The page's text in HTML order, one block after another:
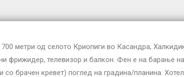
метри од селото Криопиги во Касандра,
фрижидер, телевизор и балкон. Фен е на барање
брачен кревет) поглед на градина/планина.